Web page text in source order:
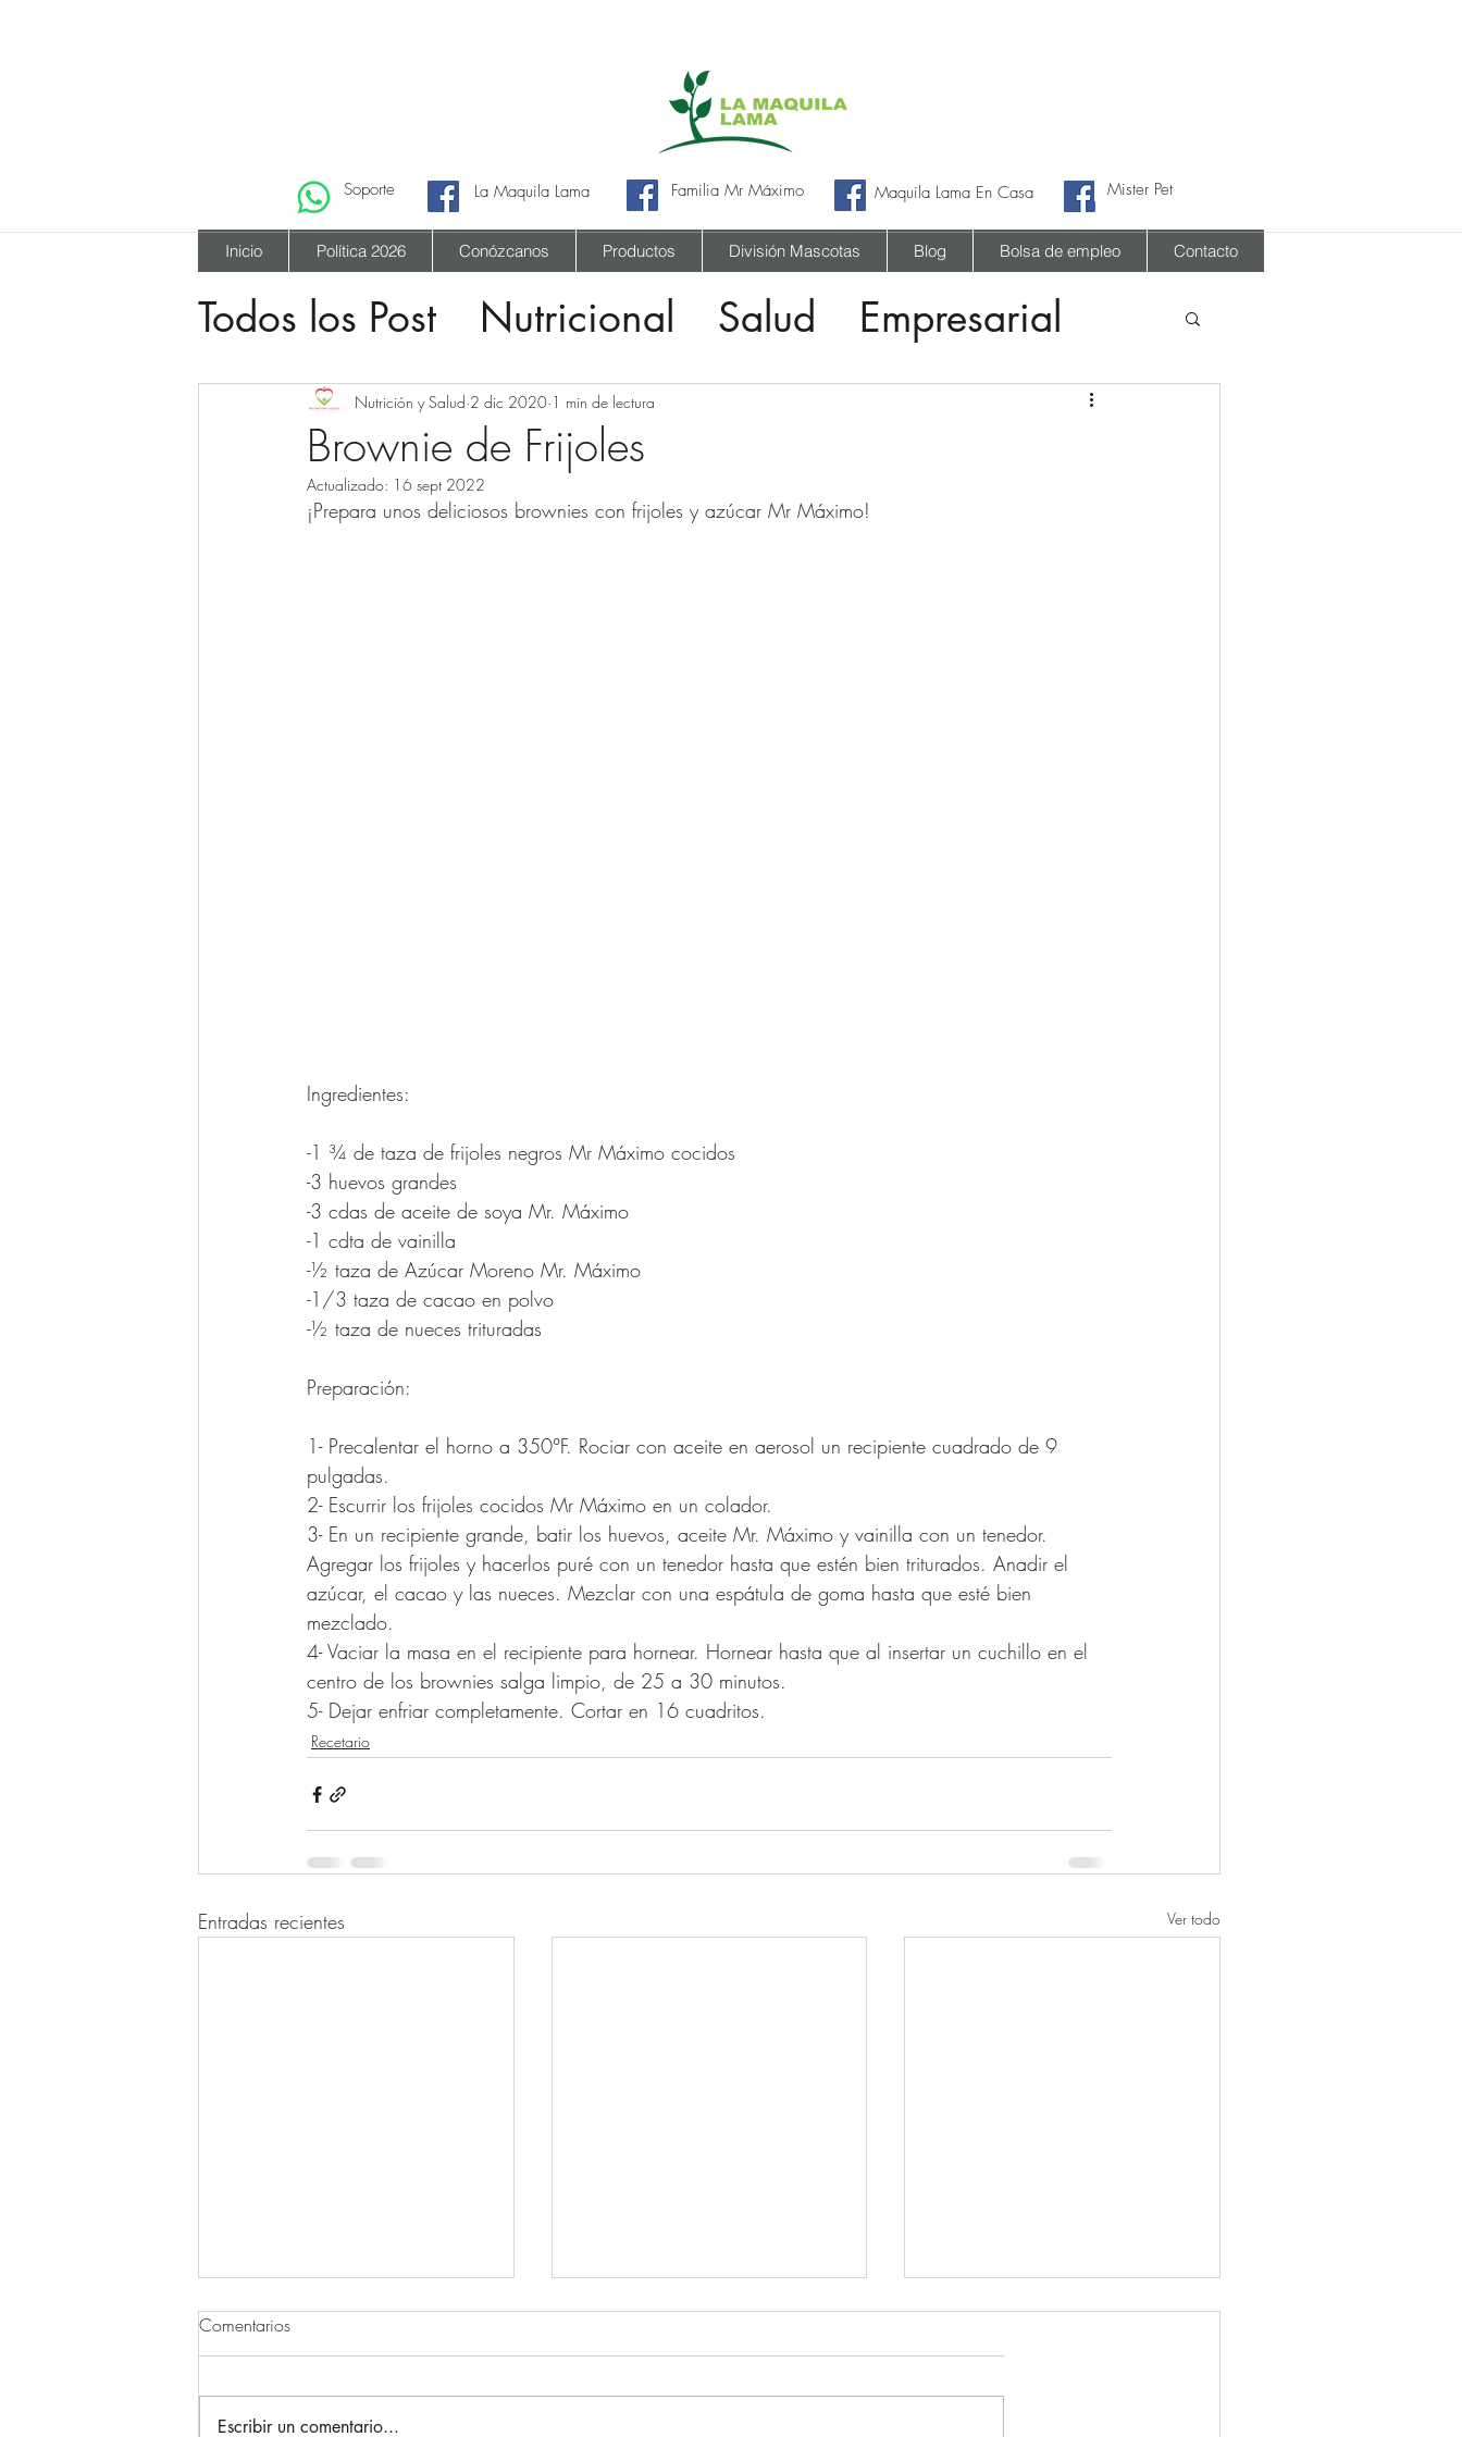
Soporte La Maquila Lama Familia Mr Máximo Maquila Lama En Casa Mister Pet
Inicio Política 2026 Conózcanos Productos División Mascotas Blog Bolsa de empleo Contacto
Todos los Post Nutricional Salud
Empresarial
Recetario
Brownie de Frijoles
Nutrición y Salud 2 dic 2020 1 min de lectura
Actualizado: 16 sept 2022
¡Prepara unos deliciosos brownies con frijoles y azúcar Mr Máximo!
Ingredientes:
-1 ¾ de taza de frijoles negros Mr Máximo cocidos
-3 huevos grandes
-3 cdas de aceite de soya Mr. Máximo
-1 cdta de vainilla
-½ taza de Azúcar Moreno Mr. Máximo
-1/3 taza de cacao en polvo
-½ taza de nueces trituradas
Preparación:
1- Precalentar el horno a 350°F. Rociar con aceite en aerosol un recipiente cuadrado de 9
pulgadas.
2- Escurrir los frijoles cocidos Mr Máximo en un colador.
3- En un recipiente grande, batir los huevos, aceite Mr. Máximo y vainilla con un tenedor.
Agregar los frijoles y hacerlos puré con un tenedor hasta que estén bien triturados. Anadir el
azúcar, el cacao y las nueces. Mezclar con una espátula de goma hasta que esté bien
mezclado.
4- Vaciar la masa en el recipiente para hornear. Hornear hasta que al insertar un cuchillo en el
centro de los brownies salga limpio, de 25 a 30 minutos.
5- Dejar enfriar completamente. Cortar en 16 cuadritos.
Recetario
Entradas recientes Ver todo
Comentarios
Escribir un comentario...